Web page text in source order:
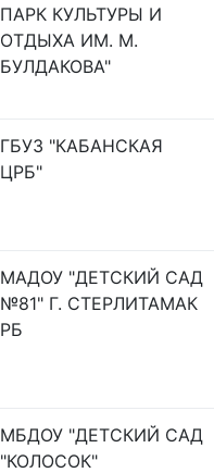
ПАРК КУЛЬТУРЫ И
ОТДЫХА ИМ. М.
БУЛДАКОВА"
ГБУЗ "КАБАНСКАЯ
ЦРБ"
МАДОУ "ДЕТСКИЙ САД
№81" Г. СТЕРЛИТАМАК
РБ
МБДОУ "ДЕТСКИЙ САД
"КОЛОСОК"